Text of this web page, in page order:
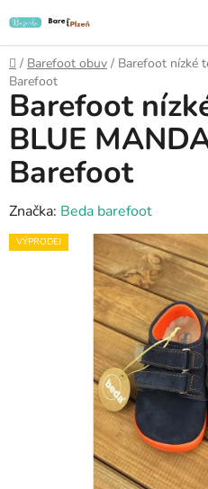
na
obsah
Domů
/ Barefoot obuv / Barefoot nízké
Barefoot
Barefoot
BLUE
Barefoot
Značka: Beda barefoot
VÝPRODEJ